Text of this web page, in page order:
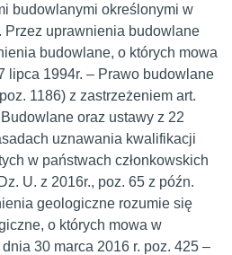
budowlanymi określonymi w
Przez uprawnienia budowlane
budowlane, o których mowa
lipca 1994r. – Prawo budowlane
1186) z zastrzeżeniem art.
oraz ustawy z 22
uznawania kwalifikacji
w państwach członkowskich
U. z 2016r., poz. 65 z późn.
geologiczne rozumie się
o których mowa w
30 marca 2016 r. poz. 425 –